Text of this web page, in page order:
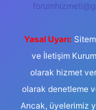
Yasal Uyarı:
ve İletişim
olarak hizmet
olarak denetleme
Ancak, üyelerimiz